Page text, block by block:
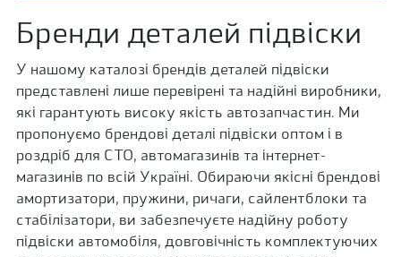
Бренди деталей підвіски
У нашому каталозі брендів деталей підвіски
представлені лише перевірені та надійні виробники,
які гарантують високу якість автозапчастин. Ми
пропонуємо брендові деталі підвіски оптом і в
роздріб для СТО, автомагазинів та інтернет-
магазинів по всій Україні. Обираючи якісні брендові
амортизатори, пружини, ричаги, сайлентблоки та
стабілізатори, ви забезпечуєте надійну роботу
підвіски автомобіля, довговічність комплектуючих